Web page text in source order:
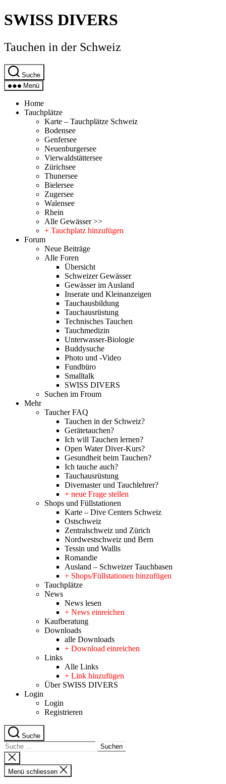
Direkt
zum
wechseln
SWISS DIVERS
Tauchen in der Schweiz
Suche
Menü
Home
Tauchplätze
Karte – Tauchplätze Schweiz
Bodensee
Genfersee
Neuenburgersee
Vierwaldstättersee
Zürichsee
Thunersee
Bielersee
Zugersee
Walensee
Rhein
Alle Gewässer >>
+ Tauchplatz hinzufügen
Forum
Neue Beiträge
Alle Foren
Übersicht
Schweizer Gewässer
Gewässer im Ausland
Inserate und Kleinanzeigen
Tauchausbildung
Tauchausrüstung
Technisches Tauchen
Tauchmedizin
Unterwasser-Biologie
Buddysuche
Photo und -Video
Fundbüro
Smalltalk
SWISS DIVERS
Suchen im Froum
Mehr
Taucher FAQ
Tauchen in der Schweiz?
Gerätetauchen?
Ich will Tauchen lernen?
Open Water Diver-Kurs?
Gesundheit beim Tauchen?
Ich tauche auch?
Tauchausrüstung
Divemaster und Tauchlehrer?
+ neue Frage stellen
Shops und Füllstationen
Karte – Dive Centers Schweiz
Ostschweiz
Zentralschweiz und Zürich
Nordwestschweiz und Bern
Tessin und Wallis
Romandie
Ausland – Schweizer Tauchbasen
+ Shops/Füllstationen hinzufügen
Tauchplätze
News
News lesen
+ News einreichen
Kaufberatung
Downloads
alle Downloads
+ Download einreichen
Links
Alle Links
+ Link hinzufügen
Über SWISS DIVERS
Login
Login
Registrieren
Suche
Suche
nach:
Suche
schliessen
Menü schliessen